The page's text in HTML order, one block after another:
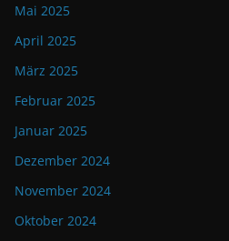
Mai 2025
April 2025
März 2025
Februar 2025
Januar 2025
Dezember 2024
November 2024
Oktober 2024